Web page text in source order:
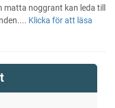
noggrant kan leda till
Klicka för att läsa